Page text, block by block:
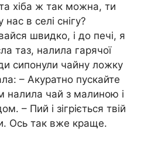
хіба ж так можна, ти
в селі снігу?
швидко, і до печі, я
таз, налила гарячої
сипонули чайну ложку
– Акуратно пускайте
налила чай з малиною і
– Пий і зігріється твій
Ось так вже краще.